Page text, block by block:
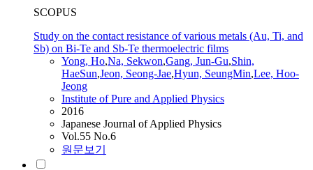
SCOPUS
Study on the contact resistance of various metals (Au, Ti, and
Sb) on Bi-Te and Sb-Te thermoelectric films
Yong, Ho,Na, Sekwon,Gang, Jun-Gu,Shin,
HaeSun,Jeon, Seong-Jae,Hyun, SeungMin,Lee, Hoo-
Jeong
Institute of Pure and Applied Physics
2016
Japanese Journal of Applied Physics
Vol.55 No.6
원문보기